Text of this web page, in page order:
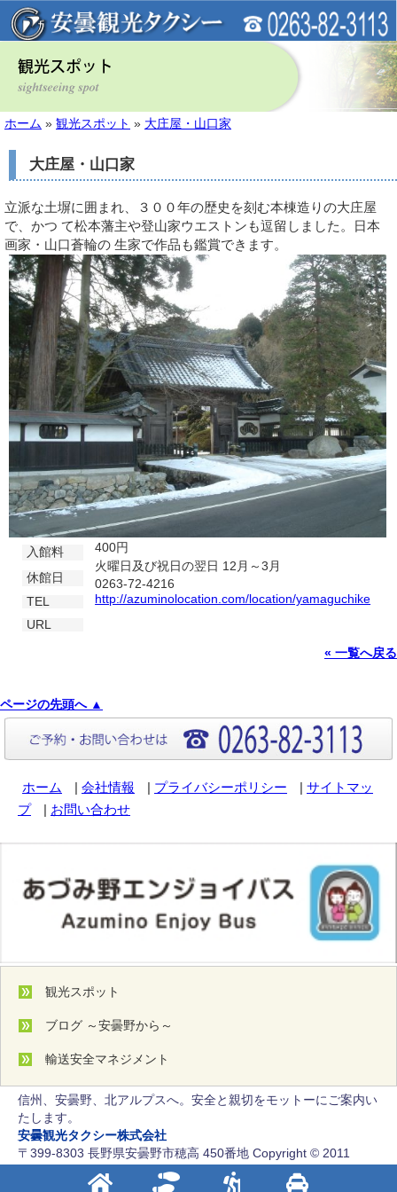
ホーム » 観光スポット » 大庄屋・山口家
大庄屋・山口家
立派な土塀に囲まれ、３００年の歴史を刻む本棟造りの大庄屋
で、かつ て松本藩主や登山家ウエストンも逗留しました。日本
画家・山口蒼輪の 生家で作品も鑑賞できます。
入館料 400円
休館日
火曜日及び祝日の翌日 12月～3月
TEL
0263-72-4216
URL
http://azuminolocation.com/location/yamaguchike
« 一覧へ戻る
ページの先頭へ ▲
ホーム | 会社情報 | プライバシーポリシー | サイトマッ
プ
| お問い合わせ
観光スポット
ブログ ～安曇野から～
輸送安全マネジメント
信州、安曇野、北アルプスへ。安全と親切をモットーにご案内い
たします。
安曇観光タクシー株式会社
〒399-8303 長野県安曇野市穂高 450番地 Copyright © 2011
Azumi Kanko Taxi Co.,Ltd. All Rights Reserved.